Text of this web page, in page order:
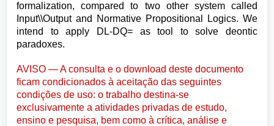
formalization, compared to two other system called
Input\\Output and Normative Propositional Logics. We
intend to apply DL-DQ= as tool to solve deontic
paradoxes.
AVISO — A consulta e o download deste documento
ficam condicionados à aceitação das seguintes
condições de uso: o trabalho destina-se
exclusivamente a atividades privadas de estudo,
ensino e pesquisa, bem como à crítica, análise e